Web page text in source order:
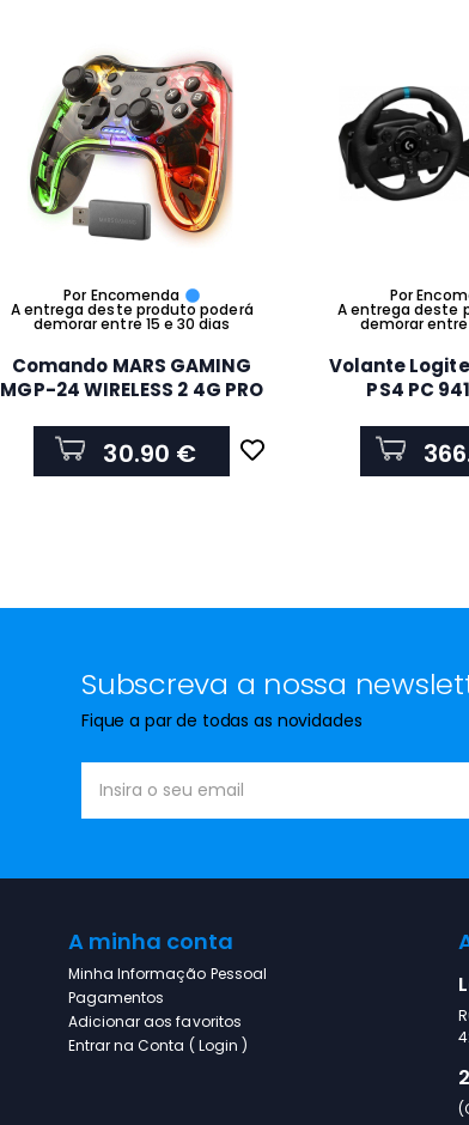
Por Encomenda
A entrega deste produto poderá
demorar entre 15 e 30 dias
Comando MARS GAMING
MGP-24 WIRELESS 2 4G PRO
PS3 PS4 PS5 ANDROID RPI
30.90 €
Por
A entrega deste
demorar entre
Volante
PS4 PC
Subscreva a nossa
Fique a par de todas as novidades
A minha conta
Minha Informação Pessoal
Pagamentos
Adicionar aos favoritos
Entrar na Conta ( Login )